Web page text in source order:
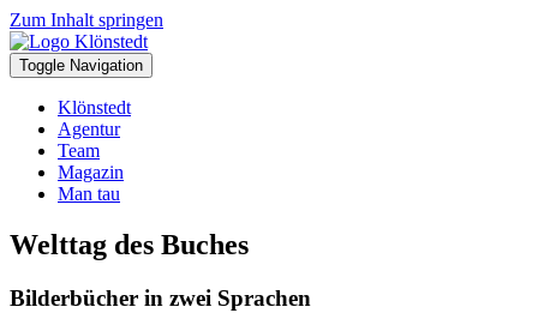
Zum Inhalt springen
Toggle Navigation
Klönstedt
Agentur
Team
Magazin
Man tau
Welttag des Buches
Bilderbücher in zwei Sprachen